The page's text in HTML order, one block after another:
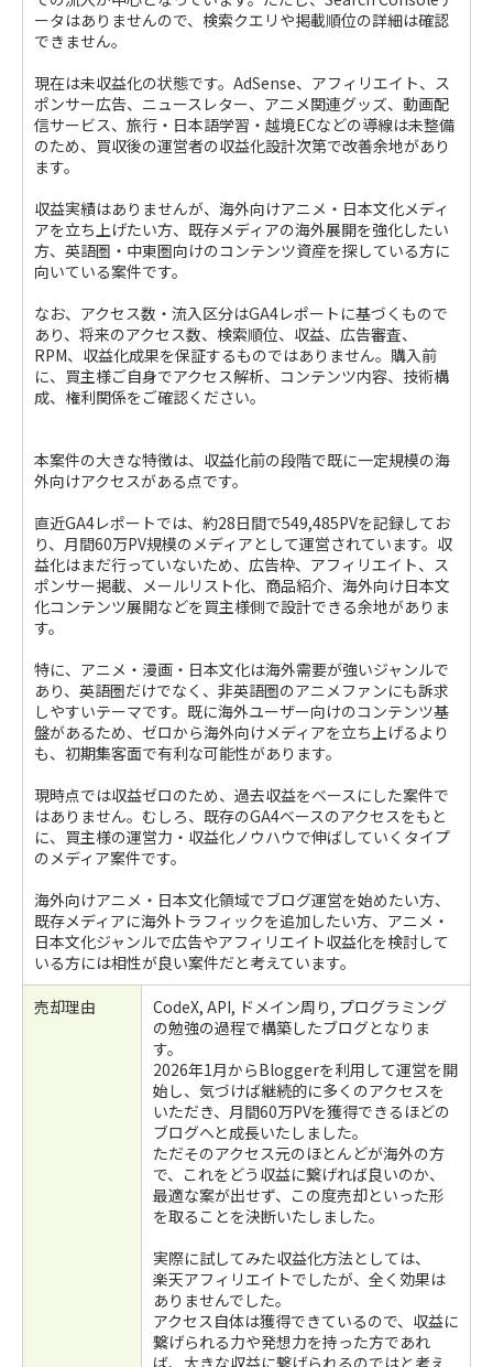
ータはありませんので、検索クエリや掲載順位の詳細は確認
できません。
現在は未収益化の状態です。AdSense、アフィリエイト、ス
ポンサー広告、ニュースレター、アニメ関連グッズ、動画配
信サービス、旅行・日本語学習・越境ECなどの導線は未整備
のため、買収後の運営者の収益化設計次第で改善余地があり
ます。
収益実績はありませんが、海外向けアニメ・日本文化メディ
アを立ち上げたい方、既存メディアの海外展開を強化したい
方、英語圏・中東圏向けのコンテンツ資産を探している方に
向いている案件です。
なお、アクセス数・流入区分はGA4レポートに基づくもので
あり、将来のアクセス数、検索順位、収益、広告審査、
RPM、収益化成果を保証するものではありません。購入前
に、買主様ご自身でアクセス解析、コンテンツ内容、技術構
成、権利関係をご確認ください。
本案件の大きな特徴は、収益化前の段階で既に一定規模の海
外向けアクセスがある点です。
直近GA4レポートでは、約28日間で549,485PVを記録してお
り、月間60万PV規模のメディアとして運営されています。収
益化はまだ行っていないため、広告枠、アフィリエイト、ス
ポンサー掲載、メールリスト化、商品紹介、海外向け日本文
化コンテンツ展開などを買主様側で設計できる余地がありま
す。
特に、アニメ・漫画・日本文化は海外需要が強いジャンルで
あり、英語圏だけでなく、非英語圏のアニメファンにも訴求
しやすいテーマです。既に海外ユーザー向けのコンテンツ基
盤があるため、ゼロから海外向けメディアを立ち上げるより
も、初期集客面で有利な可能性があります。
現時点では収益ゼロのため、過去収益をベースにした案件で
はありません。むしろ、既存のGA4ベースのアクセスをもと
に、買主様の運営力・収益化ノウハウで伸ばしていくタイプ
のメディア案件です。
海外向けアニメ・日本文化領域でブログ運営を始めたい方、
既存メディアに海外トラフィックを追加したい方、アニメ・
日本文化ジャンルで広告やアフィリエイト収益化を検討して
いる方には相性が良い案件だと考えています。
売却理由
CodeX, API, ドメイン周り, プログラミング
の勉強の過程で構築したブログとなりま
す。
2026年1月からBloggerを利用して運営を開
始し、気づけば継続的に多くのアクセスを
いただき、月間60万PVを獲得できるほどの
ブログへと成長いたしました。
ただそのアクセス元のほとんどが海外の方
で、これをどう収益に繋げれば良いのか、
最適な案が出せず、この度売却といった形
を取ることを決断いたしました。
実際に試してみた収益化方法としては、
楽天アフィリエイトでしたが、全く効果は
ありませんでした。
アクセス自体は獲得できているので、収益に
繋げられる力や発想力を持った方であれ
ば、大きな収益に繋げられるのではと考え